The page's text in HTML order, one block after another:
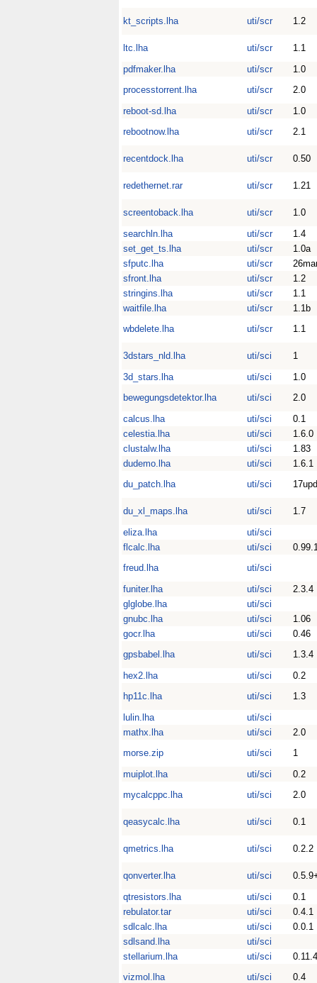
kt_scripts.lha uti/scr 1.2
ltc.lha uti/scr
1.1
pdfmaker.lha
uti/scr
1.0
processtorrent.lha
uti/scr
2.0
reboot-sd.lha
uti/scr
1.0
rebootnow.lha
uti/scr 2.1
recentdock.lha uti/scr 0.50
redethernet.rar uti/scr 1.21
screentoback.lha uti/scr
1.0
searchln.lha
uti/scr
1.4
set_get_ts.lha
uti/scr
1.0a
sfputc.lha
uti/scr
sfront.lha
uti/scr
1.2
stringins.lha
uti/scr
1.1
waitfile.lha
uti/scr
1.1b
wbdelete.lha
uti/scr 1.1
3dstars_nld.lha uti/sci
1
3d_stars.lha
uti/sci
1.0
bewegungsdetektor.lha
uti/sci
2.0
calcus.lha
uti/sci
0.1
celestia.lha
uti/sci
1.6.0
clustalw.lha
uti/sci
1.83
dudemo.lha
uti/sci
1.6.1
du_patch.lha
uti/sci
du_xl_maps.lha uti/sci
1.7
eliza.lha
uti/sci
flcalc.lha
uti/sci
freud.lha
uti/sci
funiter.lha
uti/sci
2.3.4
glglobe.lha
uti/sci
gnubc.lha
uti/sci
1.06
gocr.lha
uti/sci
0.46
gpsbabel.lha
uti/sci
1.3.4
hex2.lha
uti/sci
0.2
hp11c.lha
uti/sci
1.3
lulin.lha
uti/sci
mathx.lha
uti/sci
2.0
morse.zip
uti/sci
1
muiplot.lha
uti/sci
0.2
mycalcppc.lha
uti/sci 2.0
qeasycalc.lha uti/sci 0.1
qmetrics.lha uti/sci 0.2.2
qonverter.lha uti/sci
qtresistors.lha
uti/sci
0.1
rebulator.tar
uti/sci
0.4.1
sdlcalc.lha
uti/sci
0.0.1
sdlsand.lha
uti/sci
stellarium.lha
uti/sci
0.11.4
vizmol.lha
uti/sci 0.4